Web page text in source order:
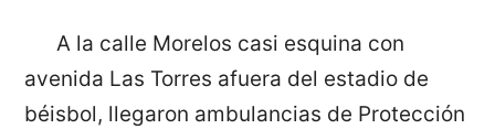
A la calle Morelos casi esquina con
avenida Las Torres afuera del estadio de
béisbol, llegaron ambulancias de Protección